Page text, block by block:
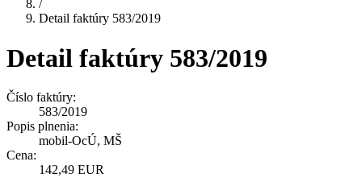
/
Detail faktúry 583/2019
Detail faktúry 583/2019
Číslo faktúry:
583/2019
Popis plnenia:
mobil-OcÚ, MŠ
Cena:
142,49 EUR